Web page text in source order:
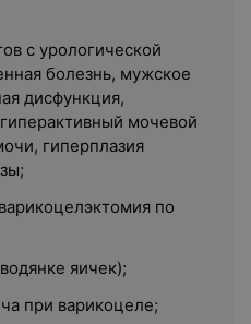
с урологической
болезнь, мужское
дисфункция,
мочевой
гиперплазия
по
яичек);
при варикоцеле;